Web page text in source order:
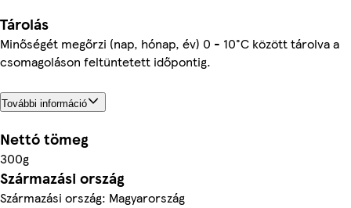
Tárolás
Minőségét megőrzi (nap, hónap, év) 0 - 10°C között tárolva a
csomagoláson feltüntetett időpontig.
További információ
Nettó tömeg
300g
Származási ország
Származási ország: Magyarország